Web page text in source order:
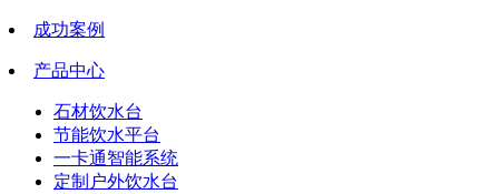
成功案例
产品中心
石材饮水台
节能饮水平台
一卡通智能系统
定制户外饮水台